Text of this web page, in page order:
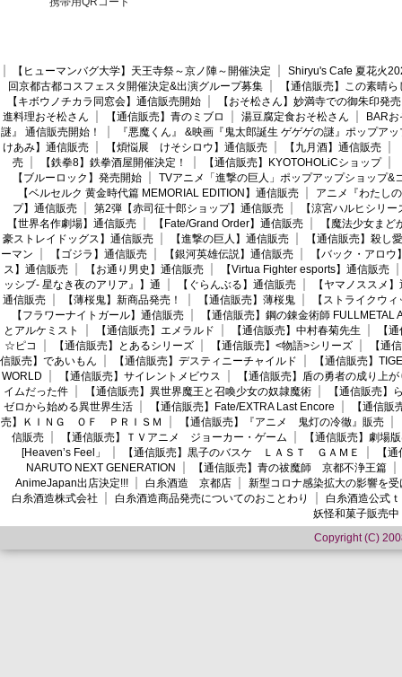
【ヒューマンバグ大学】天王寺祭～京ノ陣～開催決定
Shiryu's Cafe 夏花火
回京都古都コスフェスタ開催決定&出演グループ募集
【通信販売】この素晴
【キボウノチカラ同窓会】通信販売開始
【おそ松さん】妙満寺での御朱印発売
進料理おそ松さん
【通信販売】青のミブロ 湯豆腐定食おそ松さん
BAR
謎』 通信販売開始！
『悪魔くん』 &映画『鬼太郎誕生 ゲゲゲの謎』ポップア
けあみ】通信販売
【煩悩展 けそシロウ】通信販売 【九月酒】通信販売
売
【鉄拳8】鉄拳酒屋開催決定！ 【通信販売】KYOTOHOLiCショップ
【ブルーロック】発売開始
TVアニメ「進撃の巨人」ポップアップショップ&
【ベルセルク 黄金時代篇 MEMORIAL EDITION】通信販売
アニメ『わたし
プ】通信販売
第2弾【赤司征十郎ショップ】通信販売
【涼宮ハルヒシリ
【世界名作劇場】通信販売
【Fate/Grand Order】通信販売
【魔法少女ま
豪ストレイドッグス】通信販売
【進撃の巨人】通信販売
【通信販売】殺し愛
ーマン
【ゴジラ】通信販売 【銀河英雄伝説】通信販売
【バック・アロウ
ス】通信販売
【お通り男史】通信販売
【Virtua Fighter esports】通信販売
ッシブ- 星なき夜のアリア』】通
【ぐらんぶる】通信販売
【ヤマノススメ
通信販売
【薄桜鬼】新商品発売！ 【通信販売】薄桜鬼
【ストライクウ
【フラワーナイトガール】通信販売
【通信販売】鋼の錬金術師 FULLMETAL
とアルケミスト
【通信販売】エメラルド 【通信販売】中村春菊先生
【
☆ピコ
【通信販売】とあるシリーズ 【通信販売】<物語>シリーズ
【通
信販売】であいもん
【通信販売】デスティニーチャイルド
【通信販売】
WORLD
【通信販売】サイレントメビウス
【通信販売】盾の勇者の成り上が
イムだった件
【通信販売】異世界魔王と召喚少女の奴隷魔術
【通信販売】
ゼロから始める異世界生活
【通信販売】Fate/EXTRA Last Encore
【通信
売】ＫＩＮＧ ＯＦ ＰＲＩＳＭ
【通信販売】『アニメ 鬼灯の冷徹』販売
信販売
【通信販売】ＴＶアニメ ジョーカー・ゲーム
【通信販売】劇場
[Heaven’s Feel」
【通信販売】黒子のバスケ ＬＡＳＴ ＧＡＭＥ
【
NARUTO NEXT GENERATION
【通信販売】青の祓魔師 京都不浄王篇
AnimeJapan出店決定!!!
白糸酒造 京都店
新型コロナ感染拡大の影響を
白糸酒造株式会社
白糸酒造商品発売についてのおことわり
白糸酒造公式
妖怪和菓子販売中
Copyright (C)